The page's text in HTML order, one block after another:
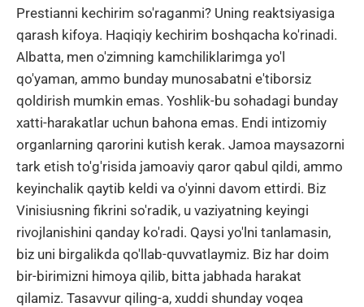
Prestianni kechirim so'raganmi? Uning reaktsiyasiga
qarash kifoya. Haqiqiy kechirim boshqacha ko'rinadi.
Albatta, men o'zimning kamchiliklarimga yo'l
qo'yaman, ammo bunday munosabatni e'tiborsiz
qoldirish mumkin emas. Yoshlik-bu sohadagi bunday
xatti-harakatlar uchun bahona emas. Endi intizomiy
organlarning qarorini kutish kerak. Jamoa maysazorni
tark etish to'g'risida jamoaviy qaror qabul qildi, ammo
keyinchalik qaytib keldi va o'yinni davom ettirdi. Biz
Vinisiusning fikrini so'radik, u vaziyatning keyingi
rivojlanishini qanday ko'radi. Qaysi yo'lni tanlamasin,
biz uni birgalikda qo'llab-quvvatlaymiz. Biz har doim
bir-birimizni himoya qilib, bitta jabhada harakat
qilamiz. Tasavvur qiling-a, xuddi shunday voqea